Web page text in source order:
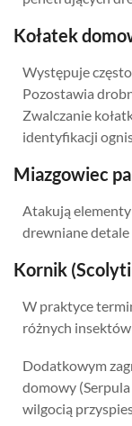
Kołatek
Występuje
Pozostawia
Zwalczanie
identyfikacji
Miazgowiec
Atakują
drewniane
Kornik
W praktyce
różnych
Dodatkowym
domowy
wilgocią